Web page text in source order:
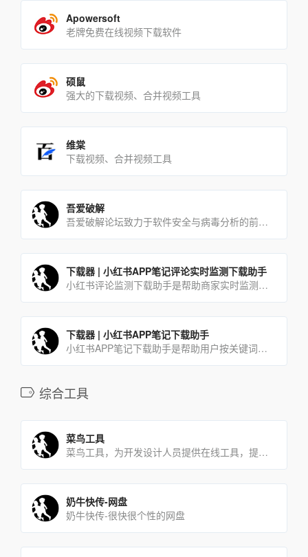
Apowersoft
老牌免费在线视频下载软件
硕鼠
强大的下载视频、合并视频工具
维棠
下载视频、合并视频工具
吾爱破解
吾爱破解论坛致力于软件安全与病毒分析的前沿，丰富的技术版块交相辉映，由无数热衷于软件加密解密及反病毒爱好者共同[…]
下载器 | 小红书APP笔记评论实时监测下载助手
小红书评论监测下载助手是帮助商家实时监测最新的潜在用户评论的工具，商家使用本工具可及时有效的第一时间获取同行及自己发布软文所吸引到的潜在用户。
下载器 | 小红书APP笔记下载助手
小红书APP笔记下载助手是帮助用户按关键词搜索采集并下载达人笔记的一款工具软件。用户只需在软件当中输入想要查[…]
综合工具
菜鸟工具
菜鸟工具，为开发设计人员提供在线工具，提供在线PHP、Python、CSS、JS调试，中文简繁体转换，进制[…]
奶牛快传-网盘
奶牛快传-很快很个性的网盘